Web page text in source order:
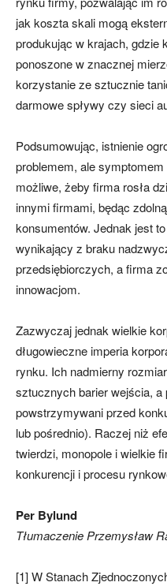
jak koszta skali mogą
produkując w krajach,
ponoszone w znacznej
korzystanie ze sztucznie
darmowe spływy czy sieci
Podsumowując, istnienie
problemem, ale
możliwe, żeby firma rosła
innymi firmami, będąc
konsumentów. Jednak jest
wynikający z braku
przedsiębiorczych, a firma
innowacjom.
Zazwyczaj jednak wielkie
długowieczne imperia
rynku. Ich nadmierny
sztucznych barier wejścia,
powstrzymywani przed
lub pośrednio). Raczej niż
twierdzi, monopole i wielkie
konkurencji i procesu
Per Bylund
Tłumaczenie Przemysław
[1] W Stanach